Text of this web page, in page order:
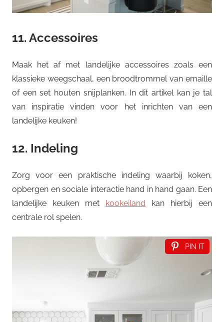
11. Accessoires
Maak het af met landelijke accessoires zoals een
klassieke weegschaal, een broodtrommel van emaille
of een set houten snijplanken. In dit artikel kan je tal
van inspiratie vinden voor het inrichten van een
landelijke keuken!
12. Indeling
Zorg voor een praktische indeling waarbij koken,
opbergen en sociale interactie hand in hand gaan. Een
landelijke keuken met kookeiland kan hierbij een
centrale rol spelen.
PIN IT